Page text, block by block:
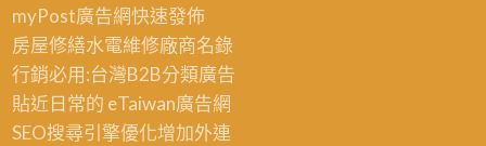
myPost廣告網快速發佈
房屋修繕水電維修廠商名錄
行銷必用:台灣B2B分類廣告
貼近日常的 eTaiwan廣告網
SEO搜尋引擎優化增加外連